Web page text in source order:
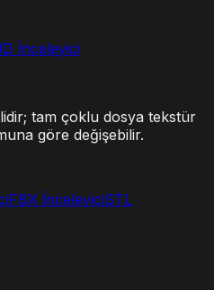
İnceleyici
tam çoklu dosya tekstür
göre değişebilir.
FBX İnceleyiciSTL